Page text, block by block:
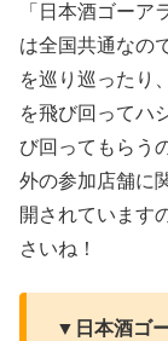
「日本酒ゴー
は全国共通なの
を巡り巡ったり
を飛び回ってハ
び回ってもらう
外の参加店舗に
開されています
さいね！
▼日本酒ゴ